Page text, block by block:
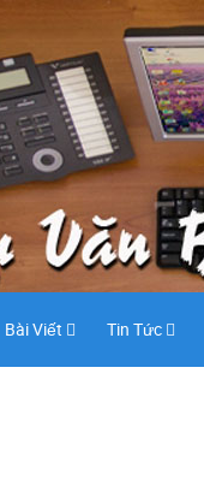
Bài Viết Tin Tức